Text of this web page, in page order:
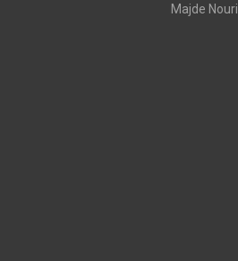
Majde Nouri